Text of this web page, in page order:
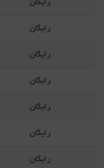
رایگان
رایگان
رایگان
رایگان
رایگان
رایگان